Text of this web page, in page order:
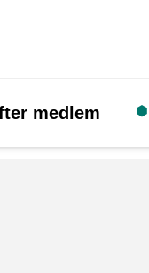
medlem